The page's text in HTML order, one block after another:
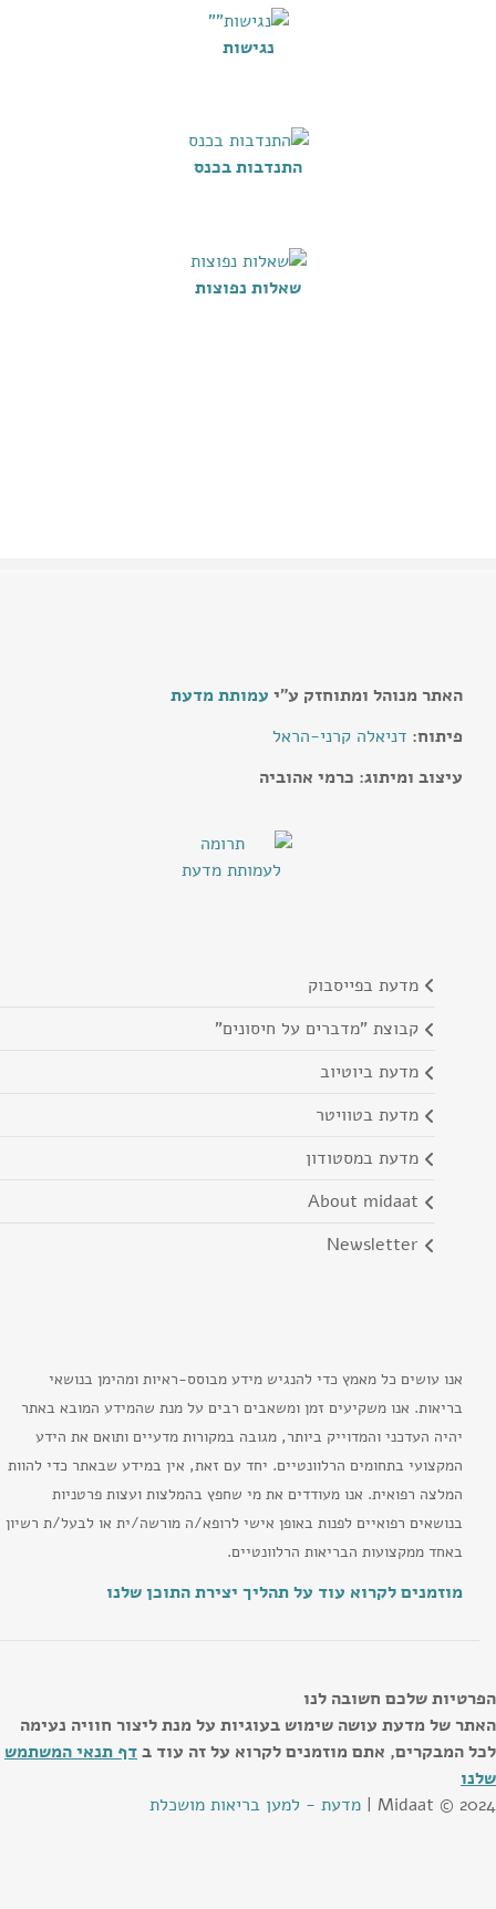
נגישות
התנדבות בכנס
שאלות נפוצות
האתר מנוהל ומתוחזק ע"י עמותת מדעת
פיתוח: דניאלה קרני-הראל
עיצוב ומיתוג: כרמי אהוביה
מדעת בפייסבוק
קבוצת "מדברים על חיסונים"
מדעת ביוטיוב
מדעת בטוויטר
מדעת במסטודון
about midaat
newsletter
אנו עושים כל מאמץ כדי להנגיש מידע מבוסס-ראיות ומהימן בנושאי
בריאות. אנו משקיעים זמן ומשאבים רבים על מנת שהמידע המובא באתר
יהיה העדכני והמדוייק ביותר, מגובה במקורות מדעיים ותואם את הידע
המקצועי בתחומים הרלוונטיים. יחד עם זאת, אין במידע שבאתר כדי להוות
המלצה רפואית. אנו מעודדים את מי שחפץ בהמלצות ועצות פרטניות
בנושאים רפואיים לפנות באופן אישי לרופא/ה מורשה/ית או לבעל/ת רשיון
באחד ממקצועות הבריאות הרלוונטיים.
מוזמנים לקרוא עוד על תהליך יצירת התוכן שלנו
הפרטיות שלכם חשובה לנו
האתר של מדעת עושה שימוש בעוגיות על מנת ליצור חוויה נעימה
לכל המבקרים, אתם מוזמנים לקרוא על זה עוד בדף תנאי המשתמש
שלנו
Midaat © 2024 |
מדעת - למען בריאות מושכלת